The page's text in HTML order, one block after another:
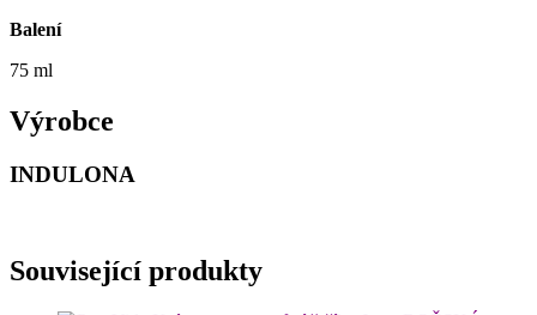
Balení
75 ml
Výrobce
INDULONA
Související produkty